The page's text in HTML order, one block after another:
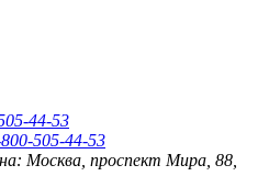
44-53
505-44-53
Москва, проспект Мира, 88,